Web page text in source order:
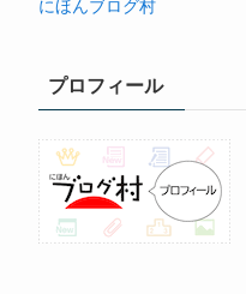
にほんブログ村
プロフィール